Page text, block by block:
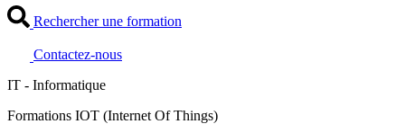
Rechercher une formation
Contactez-nous
IT - Informatique
Formations IOT (Internet Of Things)